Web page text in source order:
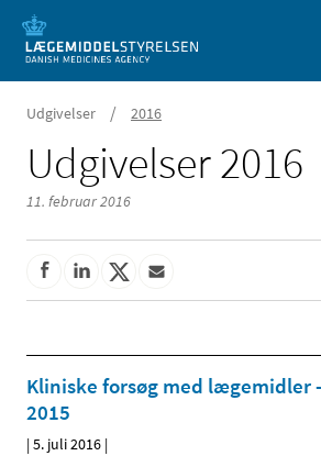
Udgivelser / 2016
Udgivelser 2016
11. februar 2016
Kliniske forsøg med lægemidler
2015
|5. juli 2016 |